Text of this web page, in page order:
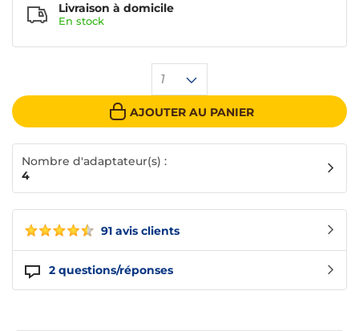
91 avis clients
2 questions/réponses
1
AJOUTER AU PANIER
Livraison à domicile
En stock
Nombre d'adaptateur(s) :
4